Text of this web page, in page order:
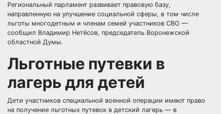
Региональный парламент развивает правовую базу,
направленную на улучшение социальной сферы, в том числе
льготы многодетным и членам семей участников СВО —
сообщил Владимир Нетёсов, председатель Воронежской
областной Думы.
Льготные путевки в
лагерь для детей
Дети участников специальной военной операции имеют право
на получение льготных путевок в детский лагерь — в